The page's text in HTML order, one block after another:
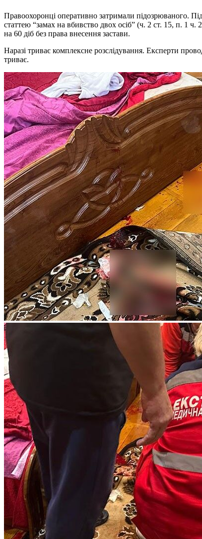
Правоохоронці оперативно затримали підозрюваного.
статтею “замах на вбивство двох осіб” (ч. 2 ст. 15, п. 1
на 60 діб без права внесення застави.
Наразі триває комплексне розслідування. Експерти
триває.